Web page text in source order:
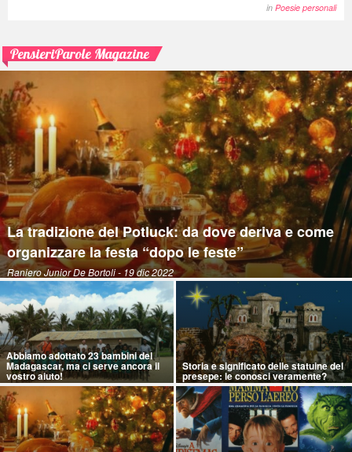
in Poesie personali
PensieriParole Magazine
La tradizione del Potluck: da dove deriva e come
organizzare la festa “dopo le feste”
Raniero Junior De Bortoli- 19 dic 2022
Abbiamo adottato 23 bambini del
Madagascar, ma ci serve ancora il
vostro aiuto!
Storia e significato delle statuine del
presepe: le conosci veramente?